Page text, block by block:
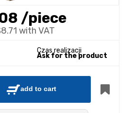
/piece
with VAT
Czas realizacji
Ask for the product
add to cart